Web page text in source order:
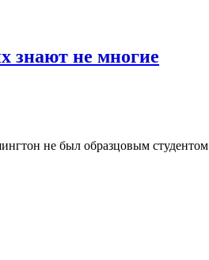
знают не многие
не был образцовым